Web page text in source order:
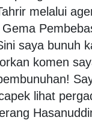
melalui
saya bunuh
komen
lihat